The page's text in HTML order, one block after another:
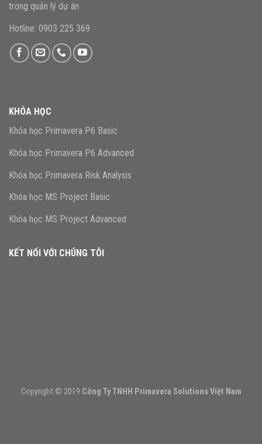
trong quản lý dự án
Hotline: 0903 225 369
KHÓA HỌC
Khóa học Primavera P6 Basic
Khóa học Primavera P6 Advanced
Khóa học Primavera Risk Analysis
Khóa học MS Project Basic
Khóa học MS Project Advanced
KẾT NỐI VỚI CHÚNG TÔI
Copyright © 2019 Công Ty TNHH Primavera Solutions Việt Nam